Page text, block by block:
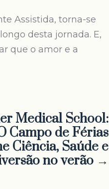
Assistida, torna-se
desta jornada. E,
que o amor e a
Medical School:
Campo de Férias
Ciência, Saúde e
no verão →